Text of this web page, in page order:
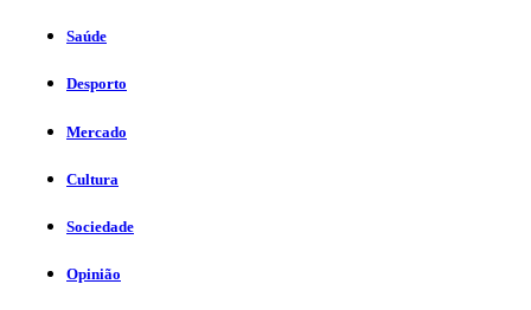
Saúde
Desporto
Mercado
Cultura
Sociedade
Opinião